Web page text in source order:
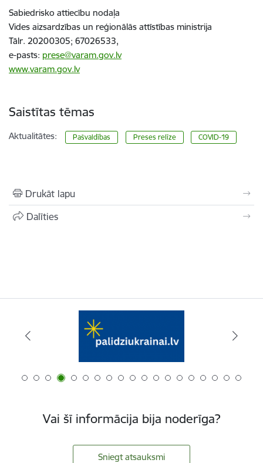
Sabiedrisko attiecību nodaļa
Vides aizsardzības un reģionālās attīstības ministrija
Tālr. 20200305; 67026533,
e-pasts: prese@varam.gov.lv
www.varam.gov.lv
Saistītas tēmas
Aktualitātes: Pašvaldības Preses relīze COVID-19
Drukāt lapu
Dalīties
Vai šī informācija bija noderīga?
Sniegt atsauksmi